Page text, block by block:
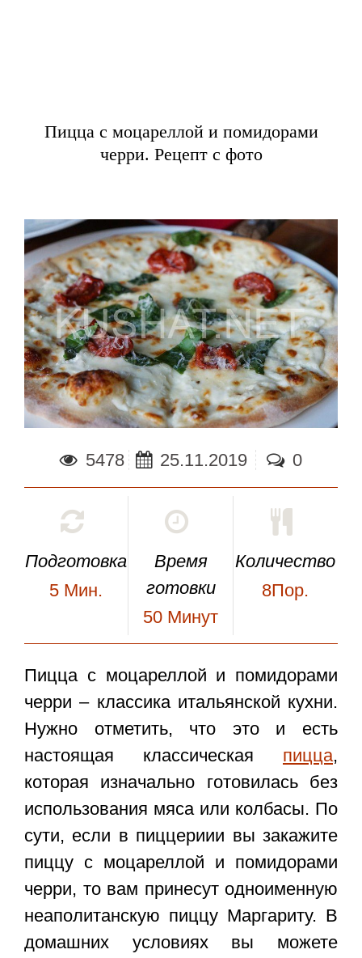
Пицца с моцареллой и помидорами
черри. Рецепт с фото
5478 25.11.2019 0
Подготовка
5 Мин.
Время
готовки
50 Минут
Количество
8Пор.
Пицца с моцареллой и помидорами
черри – классика итальянской кухни.
Нужно отметить, что это и есть
настоящая классическая пицца,
которая изначально готовилась без
использования мяса или колбасы. По
сути, если в пиццериии вы закажите
пиццу с моцареллой и помидорами
черри, то вам принесут одноименную
неаполитанскую пиццу Маргариту. В
домашних условиях вы можете